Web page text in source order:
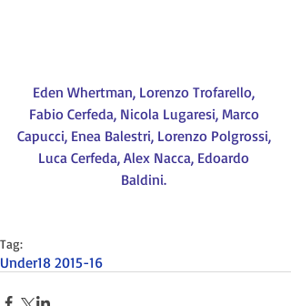
Eden Whertman, Lorenzo Trofarello,
Fabio Cerfeda, Nicola Lugaresi, Marco
Capucci, Enea Balestri, Lorenzo Polgrossi,
Luca Cerfeda, Alex Nacca, Edoardo
Baldini.
Tag:
Under18 2015-16